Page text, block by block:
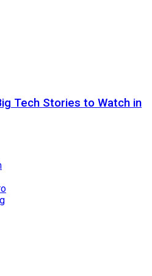
Tech Stories to Watch in